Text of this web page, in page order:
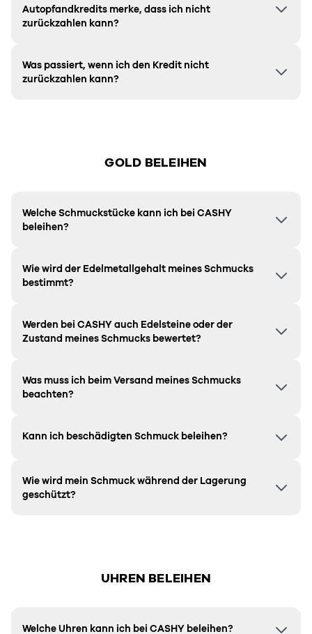
Autopfandkredits merke, dass ich nicht
zurückzahlen kann?
Was passiert, wenn ich den Kredit nicht
zurückzahlen kann?
GOLD BELEIHEN
Welche Schmuckstücke kann ich bei CASHY
beleihen?
Wie wird der Edelmetallgehalt meines Schmucks
bestimmt?
Werden bei CASHY auch Edelsteine oder der
Zustand meines Schmucks bewertet?
Was muss ich beim Versand meines Schmucks
beachten?
Kann ich beschädigten Schmuck beleihen?
Wie wird mein Schmuck während der Lagerung
geschützt?
UHREN BELEIHEN
Welche Uhren kann ich bei CASHY beleihen?